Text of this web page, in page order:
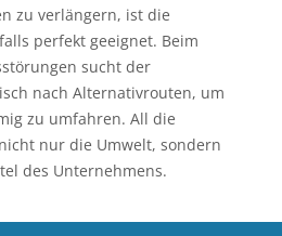
zu verlängern, ist die
perfekt geeignet. Beim
sucht der
nach Alternativrouten, um
zu umfahren. All die
nur die Umwelt, sondern
des Unternehmens.